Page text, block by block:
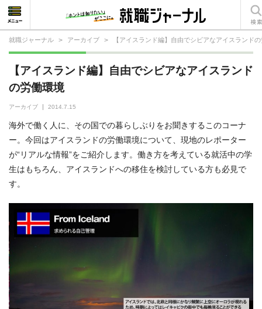
就職ジャーナル > アーカイブ > 【アイスランド編】自由でシビアなアイスランド
【アイスランド編】自由でシビアなアイスランド
の労働環境
アーカイブ 2014.7.15
海外で働く人に、その国での暮らしぶりをお聞きするこのコーナ
ー。今回はアイスランドの労働環境について、現地のレポーター
が“リアルな情報”をご紹介します。働き方を考えている就活中の学
生はもちろん、アイスランドへの移住を検討している方も必見で
す。
就活相談
就活ノウハウ
仕事の選び方・ヒント
仕事とは？
就活コラム